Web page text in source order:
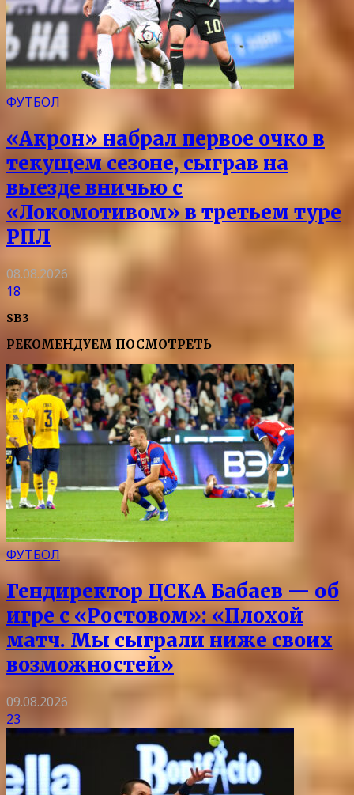
ФУТБОЛ
«Акрон» набрал первое очко в
текущем сезоне, сыграв на
выезде вничью с
«Локомотивом» в третьем туре
РПЛ
08.08.2026
18
SB3
РЕКОМЕНДУЕМ ПОСМОТРЕТЬ
ФУТБОЛ
Гендиректор ЦСКА Бабаев — об
игре с «Ростовом»: «Плохой
матч. Мы сыграли ниже своих
возможностей»
09.08.2026
23